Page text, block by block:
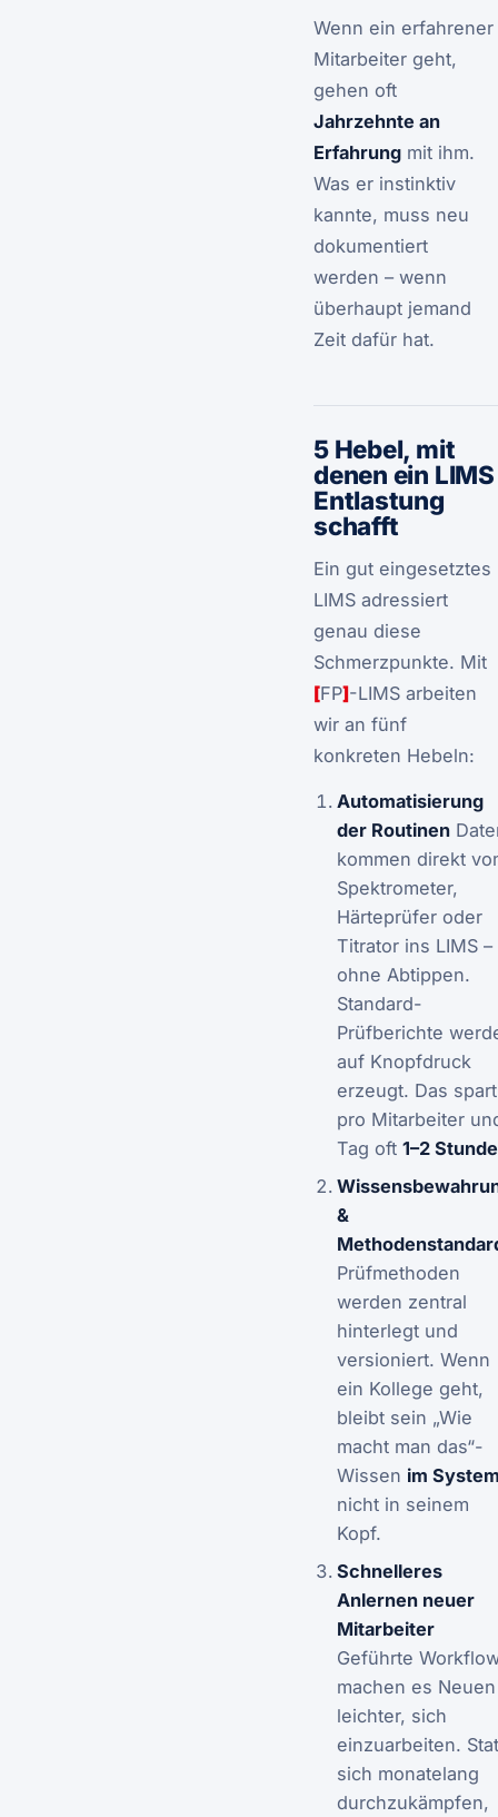
Wenn ein erfahrener
Mitarbeiter geht,
gehen oft
Jahrzehnte an
Erfahrung mit ihm.
Was er instinktiv
kannte, muss neu
dokumentiert
werden – wenn
überhaupt jemand
Zeit dafür hat.
5 Hebel, mit
denen ein LIMS
Entlastung
schafft
Ein gut eingesetztes
LIMS adressiert
genau diese
Schmerzpunkte. Mit
[FP]-LIMS arbeiten
wir an fünf
konkreten Hebeln:
Automatisierung
der Routinen
kommen direkt
Spektrometer,
Härteprüfer oder
Titrator ins LIMS –
ohne Abtippen.
Standard-
Prüfberichte
auf Knopfdruck
erzeugt. Das spart
pro Mitarbeiter
Tag oft 1–2
&
Prüfmethoden
werden zentral
hinterlegt und
versioniert. Wenn
ein Kollege geht,
bleibt sein „Wie
macht man das“-
Wissen im
nicht in seinem
Kopf.
Schnelleres
Anlernen neuer
Mitarbeiter
Geführte
machen es Neuen
leichter, sich
einzuarbeiten.
sich monatelang
durchzukämpfen,